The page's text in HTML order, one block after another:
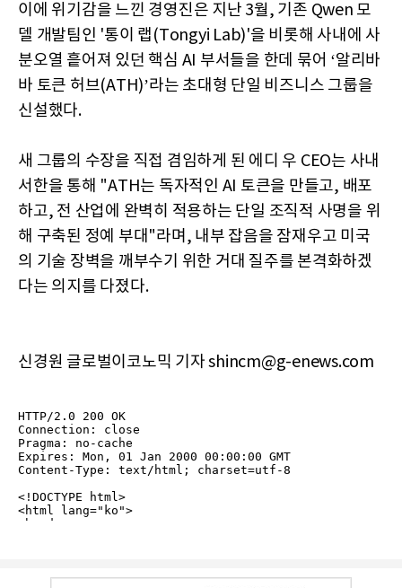
이에 위기감을 느낀 경영진은 지난 3월, 기존 Qwen 모
델 개발팀인 '통이 랩(Tongyi Lab)'을 비롯해 사내에 사
분오열 흩어져 있던 핵심 AI 부서들을 한데 묶어 ‘알리바
바 토큰 허브(ATH)’라는 초대형 단일 비즈니스 그룹을
신설했다.
새 그룹의 수장을 직접 겸임하게 된 에디 우 CEO는 사내
서한을 통해 "ATH는 독자적인 AI 토큰을 만들고, 배포
하고, 전 산업에 완벽히 적용하는 단일 조직적 사명을 위
해 구축된 정예 부대"라며, 내부 잡음을 잠재우고 미국
의 기술 장벽을 깨부수기 위한 거대 질주를 본격화하겠
다는 의지를 다졌다.
신경원 글로벌이코노믹 기자 shincm@g-enews.com